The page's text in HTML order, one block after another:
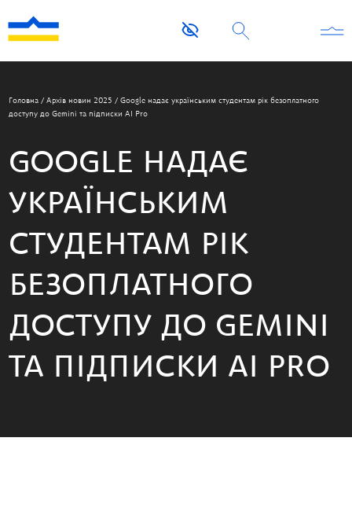
Головна / Архів новин 2025 / Google надає українським студентам рік безоплатного
доступу до Gemini та підписки AI Pro
GOOGLE НАДАЄ
УКРАЇНСЬКИМ
СТУДЕНТАМ РІК
БЕЗОПЛАТНОГО
ДОСТУПУ ДО GEMINI
ТА ПІДПИСКИ AI PRO